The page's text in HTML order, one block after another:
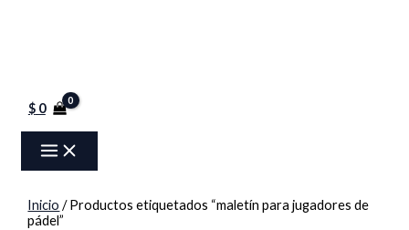
$0
Inicio / Productos etiquetados “maletín para jugadores de
pádel”